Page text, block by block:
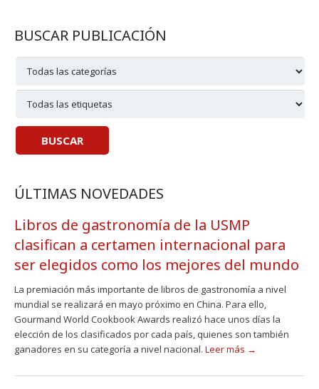
BUSCAR PUBLICACIÓN
ÚLTIMAS NOVEDADES
Libros de gastronomía de la USMP
clasifican a certamen internacional para
ser elegidos como los mejores del mundo
La premiación más importante de libros de gastronomía a nivel
mundial se realizará en mayo próximo en China. Para ello,
Gourmand World Cookbook Awards realizó hace unos días la
elección de los clasificados por cada país, quienes son también
ganadores en su categoría a nivel nacional. Leer más →